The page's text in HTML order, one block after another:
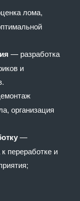
лома,
— разработка
и
организация
—
переработке и